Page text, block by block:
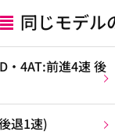
同じモデル
4AT:前進4速 後
退1速)